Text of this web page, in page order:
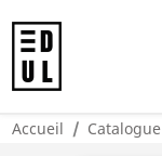
Accueil Catalogue